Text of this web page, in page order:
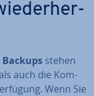
stehen
auch die Kom­
Wenn Sie